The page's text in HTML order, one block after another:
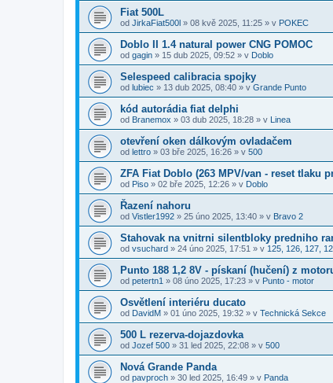
Fiat 500L
od JirkaFiat500l » 08 kvě 2025, 11:25 » v POKEC
Doblo II 1.4 natural power CNG POMOC
od gagin » 15 dub 2025, 09:52 » v Doblo
Selespeed calibracia spojky
od lubiec » 13 dub 2025, 08:40 » v Grande Punto
kód autorádia fiat delphi
od Branemox » 03 dub 2025, 18:28 » v Linea
otevření oken dálkovým ovladačem
od lettro » 03 bře 2025, 16:26 » v 500
ZFA Fiat Doblo (263 MPV/van - reset tlaku
od Piso » 02 bře 2025, 12:26 » v Doblo
Řazení nahoru
od Vistler1992 » 25 úno 2025, 13:40 » v Bravo 2
Stahovak na vnitrni silentbloky predniho
od vsuchard » 24 úno 2025, 17:51 » v 125, 126, 127,
Punto 188 1,2 8V - pískaní (hučení) z
od petertn1 » 08 úno 2025, 17:23 » v Punto - motor
Osvětlení interiéru ducato
od DavidM » 01 úno 2025, 19:32 » v Technická Sekce
500 L rezerva-dojazdovka
od Jozef 500 » 31 led 2025, 22:08 » v 500
Nová Grande Panda
od pavproch » 30 led 2025, 16:49 » v Panda